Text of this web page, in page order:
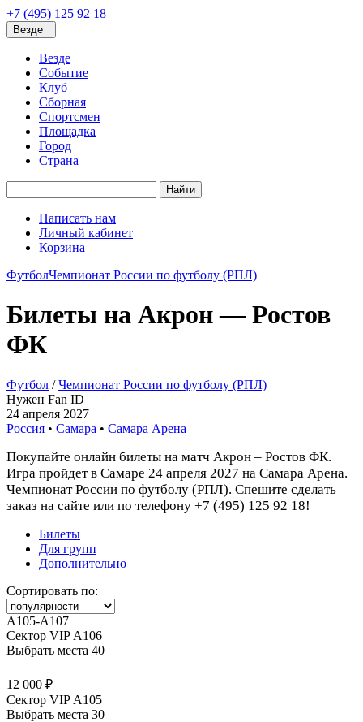
+7 (495) 125 92 18
Везде
Везде
Событие
Клуб
Сборная
Спортсмен
Площадка
Город
Страна
Найти
Написать нам
Личный кабинет
Корзина
ФутболЧемпионат России по футболу (РПЛ)
Билеты на Акрон — Ростов
ФК
Футбол /Чемпионат России по футболу (РПЛ)
Нужен Fan ID
24 апреля 2027
Россия • Самара • Самара Арена
Покупайте онлайн билеты на матч Акрон – Ростов ФК.
Игра пройдет в Самаре 24 апреля 2027 на Самара Арена.
Чемпионат России по футболу (РПЛ). Спешите сделать
заказ на сайте или по телефону +7 (495) 125 92 18!
Билеты
Для групп
Дополнительно
Сортировать по:
A105-A107
Сектор VIP А106
Выбрать места 40
12 000 ₽
Сектор VIP А105
Выбрать места 30